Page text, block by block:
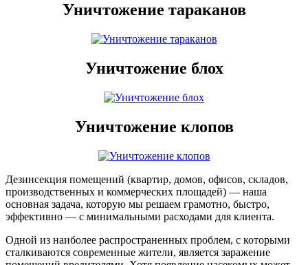
Уничтожение тараканов
Уничтожение блох
Уничтожение клопов
Дезинсекция помещений (квартир, домов, офисов, складов,
производственных и коммерческих площадей) — наша
основная задача, которую мы решаем грамотно, быстро,
эффективно — с минимальными расходами для клиента.
Одной из наиболее распространенных проблем, с которыми
сталкиваются современные жители, является заражение